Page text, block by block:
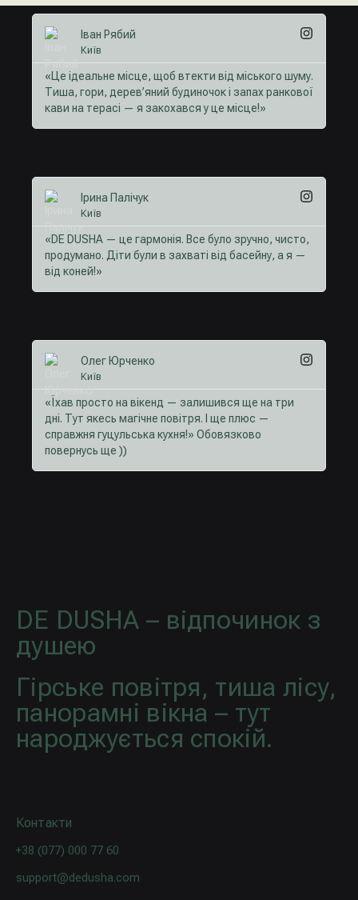
Іван Рябий
Київ
«Це ідеальне місце, щоб втекти від міського шуму.
Тиша, гори, дерев’яний будиночок і запах ранкової
кави на терасі — я закохався у це місце!»
Ірина Палічук
Київ
«DE DUSHA — це гармонія. Все було зручно, чисто,
продумано. Діти були в захваті від басейну, а я —
від коней!»
Олег Юрченко
Київ
«Їхав просто на вікенд — залишився ще на три
дні. Тут якесь магічне повітря. І ще плюс —
справжня гуцульська кухня!» Обовязково
повернусь ще ))
DE DUSHA – відпочинок з
душею
Гірське повітря, тиша лісу,
панорамні вікна – тут
народжується спокій.
Контакти
+38 (077) 000 77 60
support@dedusha.com